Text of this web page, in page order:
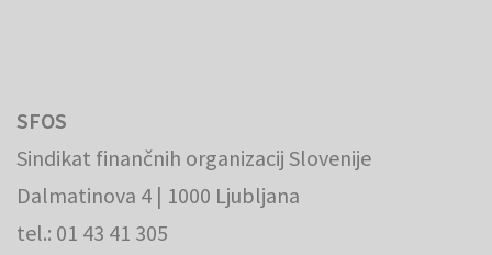
SFOS
Sindikat finančnih organizacij Slovenije
Dalmatinova 4 | 1000 Ljubljana
tel.: 01 43 41 305